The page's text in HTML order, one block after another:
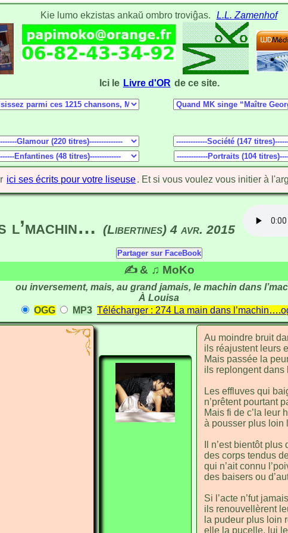
Kie lumo ekzistas ankaŭ ombro troviĝas. L.L. Zamenhof
Ici le Livre d'OR de ce site.
ici ses écrits pour votre liseuse. Et si vous voulez vous initier à
l’machin… (Libertines) 4 avr. 2015
✍ & ♫ MoKo
ou inversement, mais, au grand jamais, le machin dans
À Louisa
OGG
MP3 Télécharger : 274 La main dans
Au moindre bruit
ils réajustent leurs
Mais passée la
ils replongentdans
Les effluves qui
n’prêtent pourtant
Mais fi de c’la leur
à pousser plus loin
Il n’est bientôt plus
des corps tendus
qui n’ait connu
des baisers ou
Si l’acte n’fut
ils renouvellèrent
la pudeur plus loin
elle la pucelle, lui